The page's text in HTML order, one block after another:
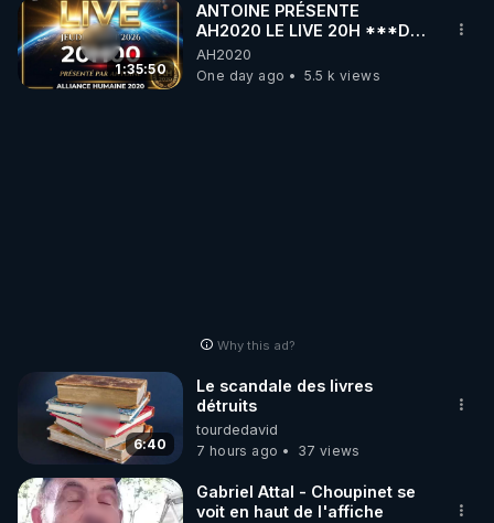
1:35:50
ANTOINE PRÉSENTE
AH2020 LE LIVE 20H ***DU
06/08/2026***
AH2020
One day ago
5.5 k views
Why this ad?
6:40
Le scandale des livres
détruits
tourdedavid
7 hours ago
37 views
Gabriel Attal - Choupinet se
voit en haut de l'affiche